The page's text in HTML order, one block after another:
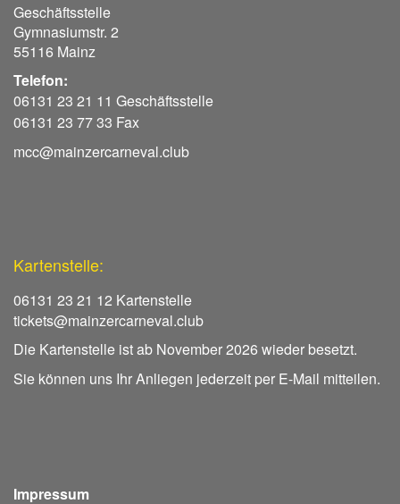
Geschäftsstelle
Gymnasiumstr. 2
55116 Mainz
Telefon:
06131 23 21 11 Geschäftsstelle
06131 23 77 33 Fax
mcc@mainzercarneval.club
Kartenstelle:
06131 23 21 12 Kartenstelle
tickets@mainzercarneval.club
Die Kartenstelle ist ab November 2026 wieder besetzt.
Sie können uns Ihr Anliegen jederzeit per E-Mail mitteilen.
Impressum